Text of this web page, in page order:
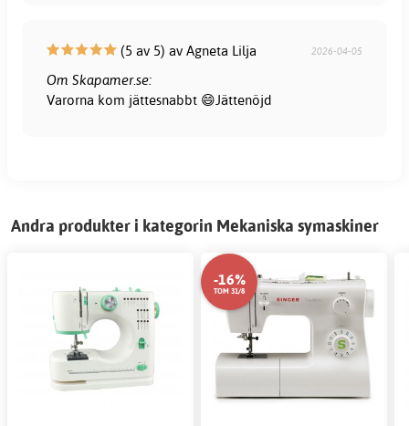
(5 av 5) av Agneta Lilja 2026-04-05
Om Skapamer.se:
Varorna kom jättesnabbt 😄Jättenöjd
Andra produkter i kategorin Mekaniska symaskiner
-16%
TOM 31/8